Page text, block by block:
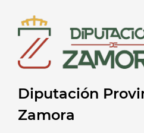
Diputación
Zamora